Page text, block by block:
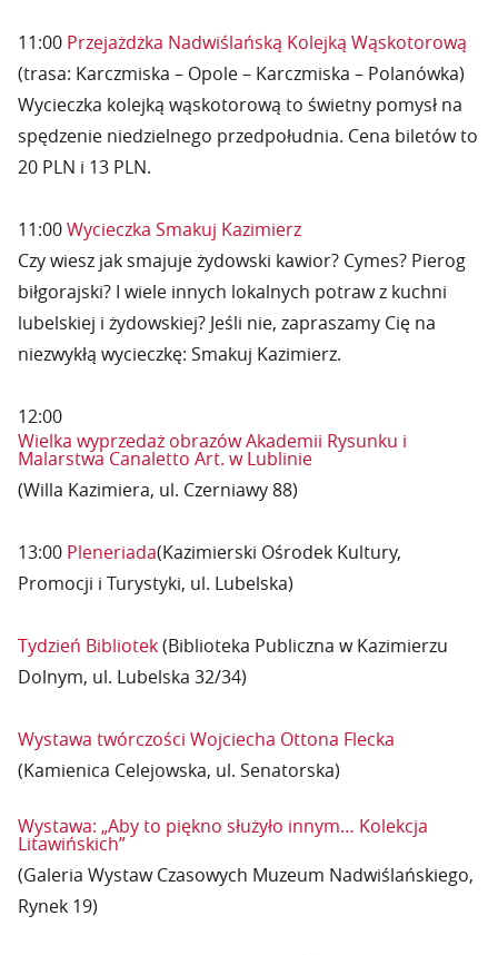
11:00 Przejażdżka Nadwiślańską Kolejką Wąskotorową
(trasa: Karczmiska – Opole – Karczmiska – Polanówka)
Wycieczka kolejką wąskotorową to świetny pomysł na
spędzenie niedzielnego przedpołudnia. Cena biletów to
20 PLN i 13 PLN.
11:00Wycieczka Smakuj Kazimierz
Czy wiesz jak smajuje żydowski kawior? Cymes? Pierog
biłgorajski? I wiele innych lokalnych potraw z kuchni
lubelskiej i żydowskiej? Jeśli nie, zapraszamy Cię na
niezwykłą wycieczkę: Smakuj Kazimierz.
12:00
Wielka wyprzedaż obrazów Akademii Rysunku i
Malarstwa Canaletto Art. w Lublinie
(Willa Kazimiera, ul. Czerniawy 88)
13:00 Pleneriada(Kazimierski Ośrodek Kultury,
Promocji i Turystyki, ul. Lubelska)
Tydzień Bibliotek(Biblioteka Publiczna w Kazimierzu
Dolnym, ul. Lubelska 32/34)
Wystawa twórczości Wojciecha Ottona Flecka
(Kamienica Celejowska, ul. Senatorska)
Wystawa: „Aby to piękno służyło innym… Kolekcja
Litawińskich”
(Galeria Wystaw Czasowych Muzeum Nadwiślańskiego,
Rynek 19)